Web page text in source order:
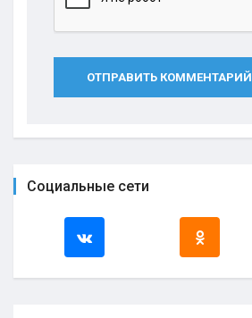
ОТПРАВИТЬ КОММЕНТАРИЙ
Социальные сети